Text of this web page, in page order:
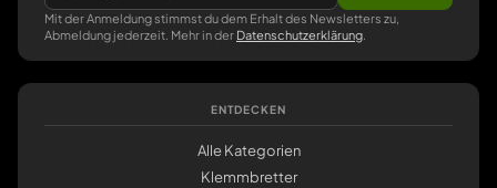
Mit der Anmeldung stimmst du dem Erhalt des Newsletters zu,
Abmeldung jederzeit. Mehr in der Datenschutzerklärung
ENTDECKEN
Alle Kategorien
Klemmbretter